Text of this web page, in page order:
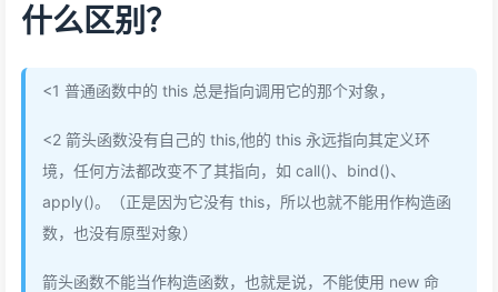
什么区别？
<1 普通函数中的 this 总是指向调用它的那个对象，
<2 箭头函数没有自己的 this,他的 this 永远指向其定义环
境，任何方法都改变不了其指向，如 call()、bind()、
apply()。（正是因为它没有 this，所以也就不能用作构造函
数，也没有原型对象）
箭头函数不能当作构造函数，也就是说，不能使用 new 命